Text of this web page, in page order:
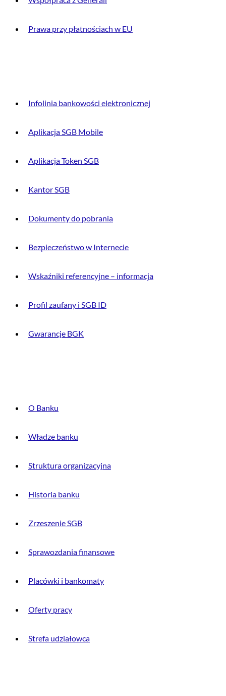
Prawa przy płatnościach w EU
Infolinia bankowości elektronicznej
Aplikacja SGB Mobile
Aplikacja Token SGB
Kantor SGB
Dokumenty do pobrania
Bezpieczeństwo w Internecie
Wskaźniki referencyjne – informacja
Profil zaufany i SGB ID
Gwarancje BGK
O Banku
Władze banku
Struktura organizacyjna
Historia banku
Zrzeszenie SGB
Sprawozdania finansowe
Placówki i bankomaty
Oferty pracy
Strefa udziałowca